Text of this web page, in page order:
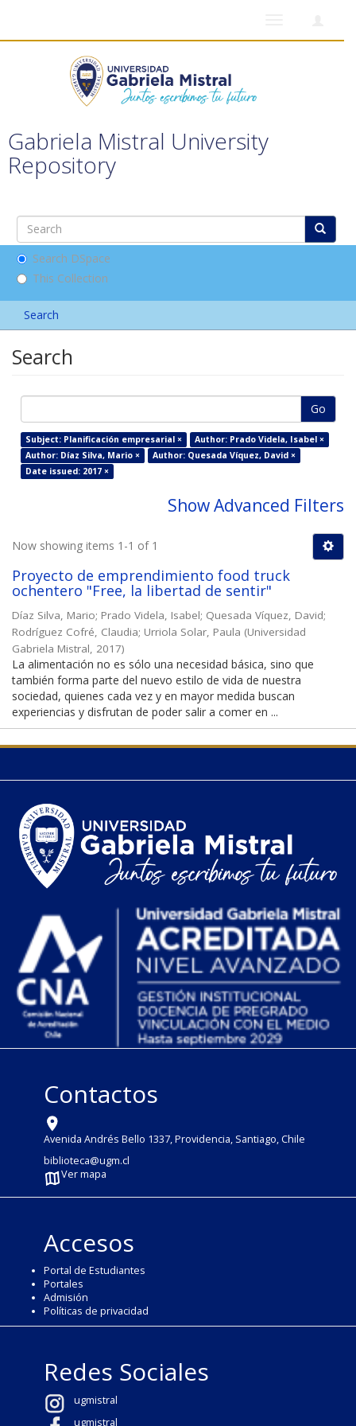
Gabriela Mistral University
Repository
Search DSpace
This Collection
Search
Search
Go
Subject: Planificación empresarial ×
Author: Prado Videla, Isabel ×
Author: Díaz Silva, Mario ×
Author: Quesada Víquez, David ×
Date issued: 2017 ×
Show Advanced Filters
Now showing items 1-1 of 1
Proyecto de emprendimiento food truck
ochentero "Free, la libertad de sentir"
Díaz Silva, Mario; Prado Videla, Isabel; Quesada Víquez, David;
Rodríguez Cofré, Claudia; Urriola Solar, Paula (Universidad
Gabriela Mistral, 2017)
La alimentación no es sólo una necesidad básica, sino que
también forma parte del nuevo estilo de vida de nuestra
sociedad, quienes cada vez y en mayor medida buscan
experiencias y disfrutan de poder salir a comer en ...
Contactos
Avenida Andrés Bello 1337, Providencia, Santiago, Chile
biblioteca@ugm.cl
Ver mapa
Accesos
Portal de Estudiantes
Portales
Admisión
Políticas de privacidad
Redes Sociales
ugmistral
ugmistral